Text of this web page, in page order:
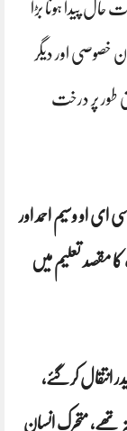
حال پیدا ہونا بڑا
خصوصی اور دیگر
طور پر درخت
ای او وسیم احمد اور
مقصد تعلیم میں
انتقال کرگئے،
تھے، متحرک انسان